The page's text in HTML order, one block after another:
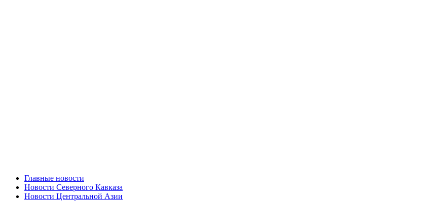
Главные новости
Новости Северного Кавказа
Новости Центральной Азии